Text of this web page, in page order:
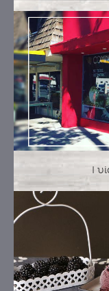
dei Duchi di
del re di
I